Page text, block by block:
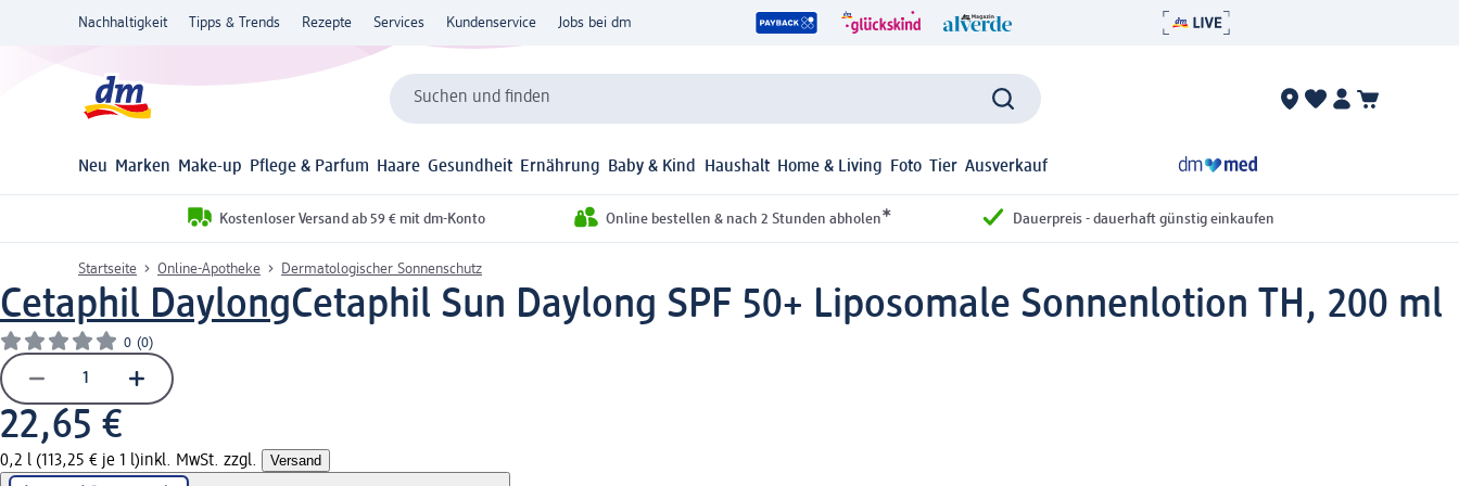
Nachhaltigkeit Tipps & Trends Rezepte Services Kundenservice Jobs bei dm
Suchen und finden
Neu Marken Make-up Pflege & Parfum Haare Gesundheit Ernährung Baby & Kind Haushalt Home & Living Foto Tier Ausverkauf
Kostenloser Versand ab 59 € mit dm-Konto Online bestellen & nach 2 Stunden abholen* Dauerpreis - dauerhaft günstig einkaufen
Startseite Online-Apotheke Dermatologischer Sonnenschutz
Cetaphil DaylongCetaphil Sun Daylong SPF 50+ Liposomale Sonnenlotion TH, 200 ml
0 (0)
22,65 €
0,2 l (113,25 € je 1 l)inkl. MwSt. zzgl. Versand